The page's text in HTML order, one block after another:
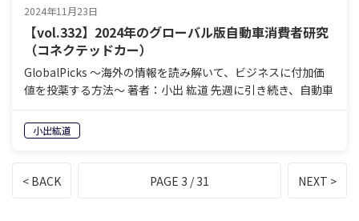
2024年11月23日
【vol.332】2024年のグローバル版自動車消費者研究
（コネクテッドカー）
GlobalPicks 〜海外の情報を読み解いて、ビジネスに付加価
値を投薬する方法〜 著者：小出 紘道 先週に引き続き、自動車
レポートを見ていきます。 今週の…
小出紘道
< BACK PAGE 3 / 31 NEXT >